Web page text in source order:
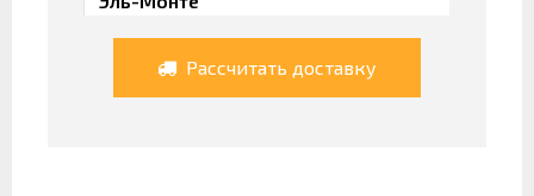
Рассчитать доставку